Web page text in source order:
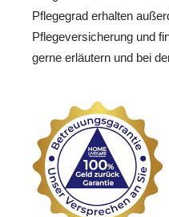
Pflegegrad erhalten
Pflegeversicherung und
gerne erläutern und bei